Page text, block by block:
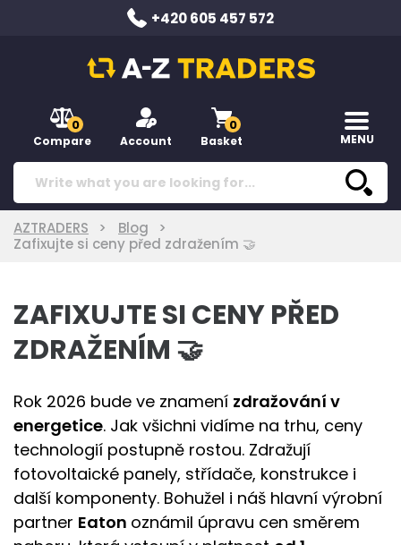
+420 605 457 572
0
Compare Account
0
Basket MENU
AZTRADERS
Blog
Zafixujte si ceny před zdražením 🤝
ZAFIXUJTE SI CENY PŘED
ZDRAŽENÍM 🤝
Rok 2026 bude ve znamení zdražování v
energetice. Jak všichni vidíme na trhu, ceny
technologií postupně rostou. Zdražují
fotovoltaické panely, střídače, konstrukce i
další komponenty. Bohužel i náš hlavní výrobní
partner Eaton oznámil úpravu cen směrem